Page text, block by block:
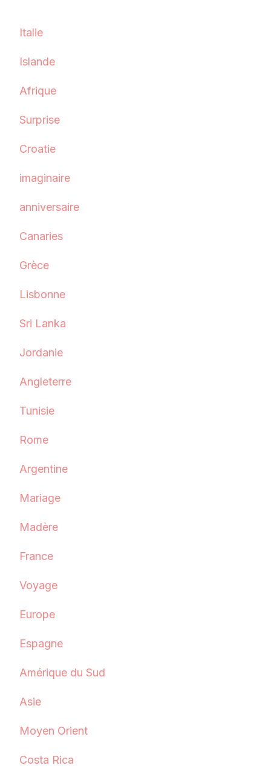
Italie
Islande
Afrique
Surprise
Croatie
imaginaire
anniversaire
Canaries
Grèce
Lisbonne
Sri Lanka
Jordanie
Angleterre
Tunisie
Rome
Argentine
Mariage
Madère
France
Voyage
Europe
Espagne
Amérique du Sud
Asie
Moyen Orient
Costa Rica